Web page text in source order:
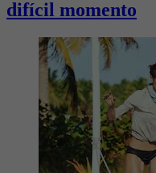
difícil momento